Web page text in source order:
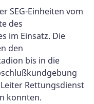
SEG-Einheiten vom
des
im Einsatz. Die
den
bis in die
Rettungsdienst
konnten.